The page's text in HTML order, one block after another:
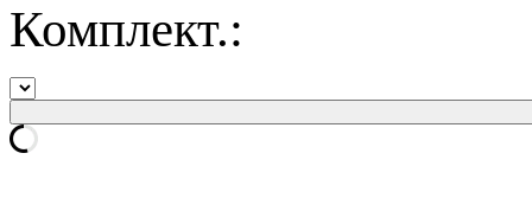
Комплект.: